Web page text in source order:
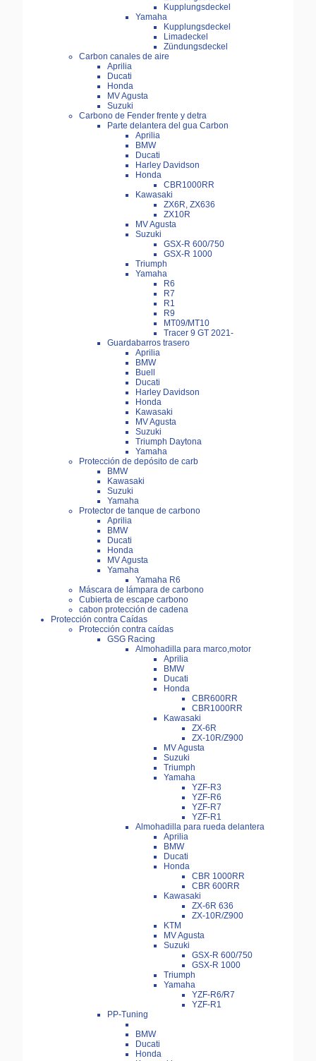
Kupplungsdeckel
Yamaha
Kupplungsdeckel
Limadeckel
Zündungsdeckel
Carbon canales de aire
Aprilia
Ducati
Honda
MV Agusta
Suzuki
Carbono de Fender frente y detra
Parte delantera del gua Carbon
Aprilia
BMW
Ducati
Harley Davidson
Honda
CBR1000RR
Kawasaki
ZX6R, ZX636
ZX10R
MV Agusta
Suzuki
GSX-R 600/750
GSX-R 1000
Triumph
Yamaha
R6
R7
R1
R9
MT09/MT10
Tracer 9 GT 2021-
Guardabarros trasero
Aprilia
BMW
Buell
Ducati
Harley Davidson
Honda
Kawasaki
MV Agusta
Suzuki
Triumph Daytona
Yamaha
Protección de depósito de carb
BMW
Kawasaki
Suzuki
Yamaha
Protector de tanque de carbono
Aprilia
BMW
Ducati
Honda
MV Agusta
Yamaha
Yamaha R6
Máscara de lámpara de carbono
Cubierta de escape carbono
cabon protección de cadena
Protección contra Caídas
Protección contra caídas
GSG Racing
Almohadilla para marco,motor
Aprilia
BMW
Ducati
Honda
CBR600RR
CBR1000RR
Kawasaki
ZX-6R
ZX-10R/Z900
MV Agusta
Suzuki
Triumph
Yamaha
YZF-R3
YZF-R6
YZF-R7
YZF-R1
Almohadilla para rueda delantera
Aprilia
BMW
Ducati
Honda
CBR 1000RR
CBR 600RR
Kawasaki
ZX-6R 636
ZX-10R/Z900
KTM
MV Agusta
Suzuki
GSX-R 600/750
GSX-R 1000
Triumph
Yamaha
YZF-R6/R7
YZF-R1
PP-Tuning
BMW
Ducati
Honda